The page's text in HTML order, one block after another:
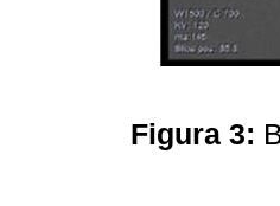
Figura 3: